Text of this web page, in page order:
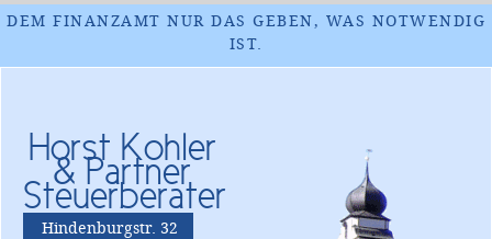
DEM FINANZAMT NUR DAS GEBEN, WAS NOTWENDIG
IST.
Horst Kohler
& Partner
Steuerberater
Hindenburgstr. 32